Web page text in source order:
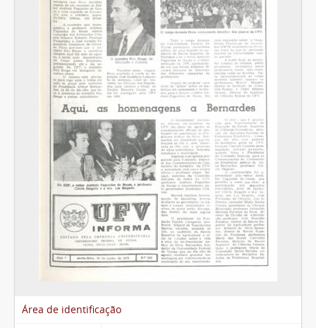
Área de identificação